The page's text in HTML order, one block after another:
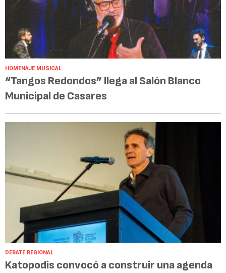
HOMENAJE MUSICAL
“Tangos Redondos” llega al Salón Blanco
Municipal de Casares
DEBATE REGIONAL
Katopodis convocó a construir una agenda